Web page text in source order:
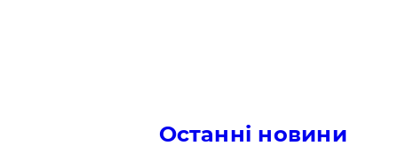
Останні новини